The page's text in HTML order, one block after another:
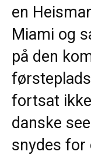
en
Miami og
på den
fortsat
danske
snydes for